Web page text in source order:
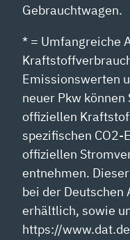
Gebrauchtwagen.
* = Umfangreiche
Emissionswerten
neuer Pkw
offiziellen
spezifischen CO2-
offiziellen
entnehmen.
bei der Deutschen
erhältlich, sowie
https://